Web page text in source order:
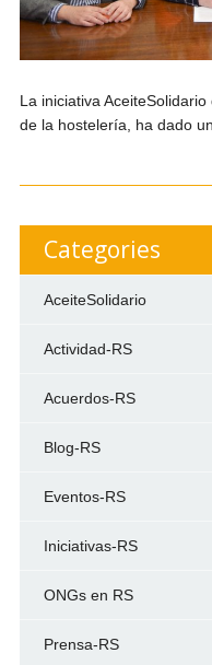
La iniciativa
de la hostelería, ha dado
Categories
AceiteSolidario
Actividad-RS
Acuerdos-RS
Blog-RS
Eventos-RS
Iniciativas-RS
ONGs en RS
Prensa-RS